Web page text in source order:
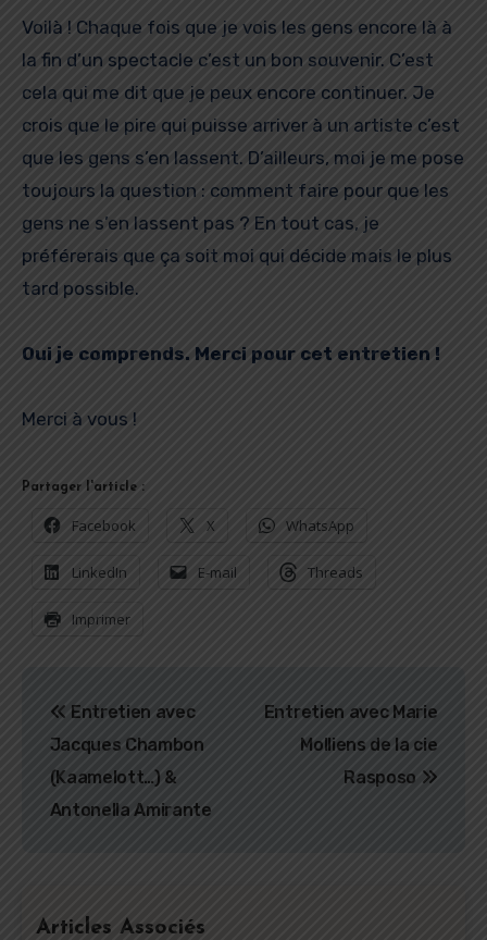
Voilà ! Chaque fois que je vois les gens encore là à
la fin d’un spectacle c’est un bon souvenir. C’est
cela qui me dit que je peux encore continuer. Je
crois que le pire qui puisse arriver à un artiste c’est
que les gens s’en lassent. D’ailleurs, moi je me pose
toujours la question : comment faire pour que les
gens ne s’en lassent pas ? En tout cas, je
préférerais que ça soit moi qui décide mais le plus
tard possible.
Oui je comprends. Merci pour cet entretien !
Merci à vous !
Partager l'article :
Facebook X WhatsApp
LinkedIn E-mail Threads
Imprimer
de
l’article
Entretien avec
Jacques Chambon
(Kaamelott…) &
Antonella Amirante
Entretien avec Marie
Molliens de la cie
Rasposo
Articles Associés